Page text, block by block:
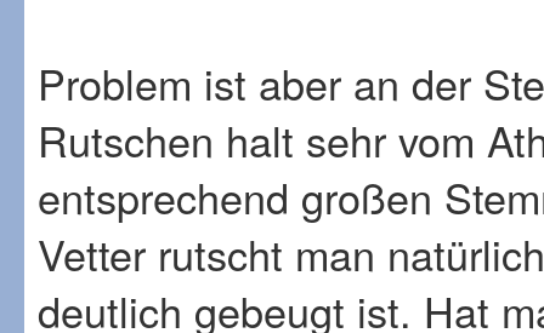
Problem ist aber an der
Rutschen halt sehr vom
entsprechend großen
Vetter rutscht man
deutlich gebeugt ist. Hat